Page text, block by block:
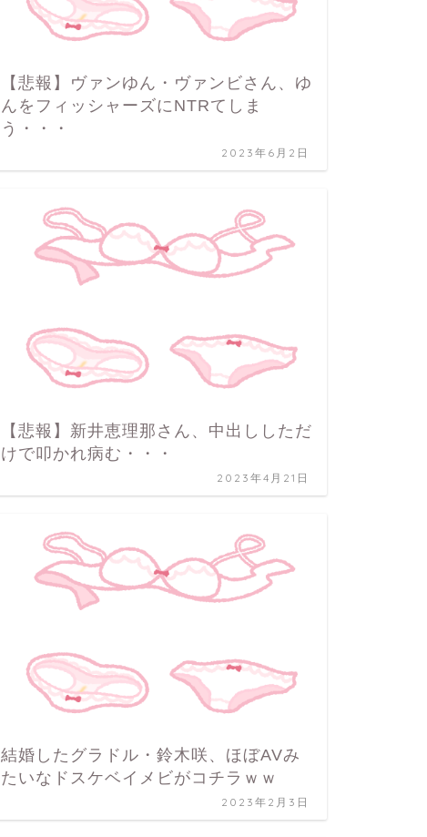
【悲報】ヴァンゆん・ヴァンビさん、ゆ
んをフィッシャーズにNTRてしま
う・・・
2023年6月2日
【悲報】新井恵理那さん、中出ししただ
けで叩かれ病む・・・
2023年4月21日
結婚したグラドル・鈴木咲、ほぼAVみ
たいなドスケベイメビがコチラｗｗ
2023年2月3日